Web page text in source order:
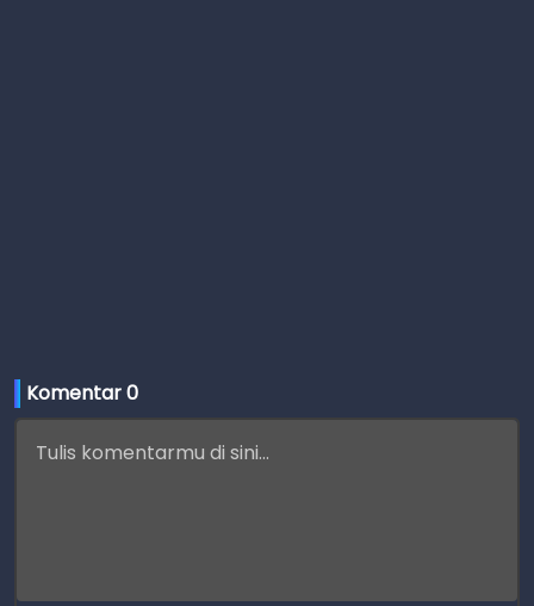
Komentar 0